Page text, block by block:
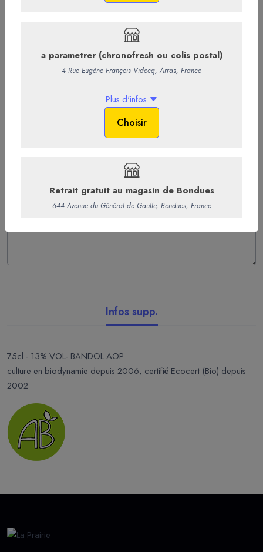
avec le printemps qui pointe son nez.
Le palais est séveux, frais, long, avec une belle finale
saline sur des tannins fins et rafraîchissants.
90 % mourvèdre - 10 % grenache
Commentaires
Infos supp.
75cl - 13% VOL- BANDOL AOP
culture en biodynamie depuis 2006, certifié Ecocert (Bio) depuis
2002